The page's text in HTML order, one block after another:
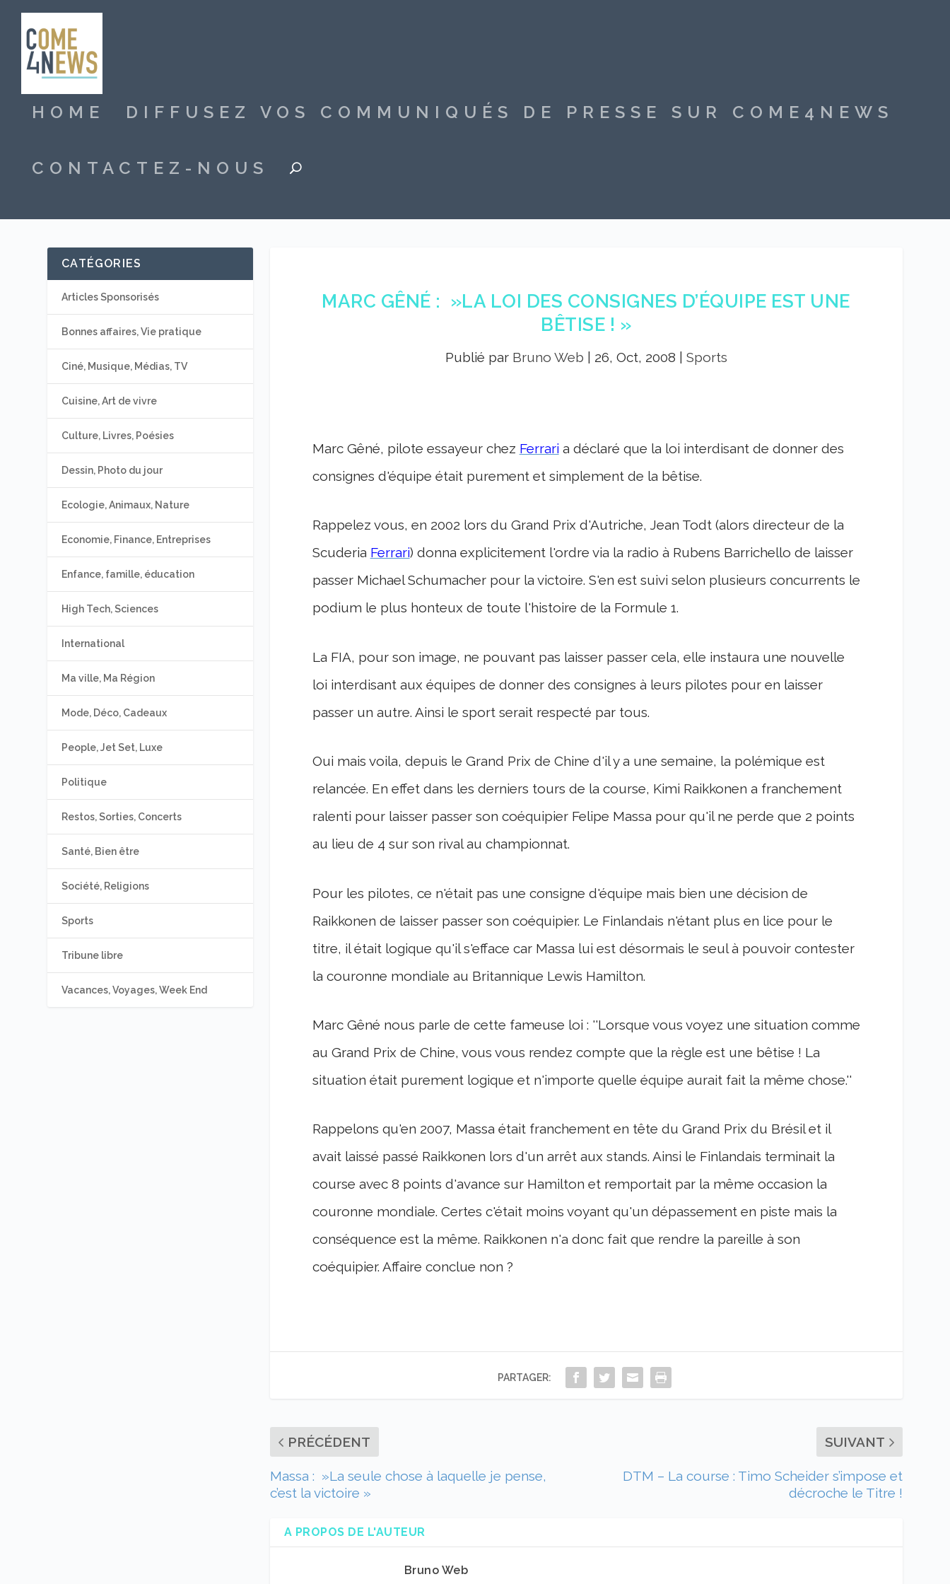
HOME DIFFUSEZ VOS COMMUNIQUÉS DE PRESSE SUR COME4NEWS
CONTACTEZ-NOUS
MARC GÊNÉ : »LA LOI DES CONSIGNES D’ÉQUIPE EST UNE
BÊTISE ! »
Publié par Bruno Web 26, Oct, 2008 Sports
Marc Gêné, pilote essayeur chez Ferrari a déclaré que la loi interdisant de donner des
consignes d'équipe était purement et simplement de la bêtise.
Rappelez vous, en 2002 lors du Grand Prix d'Autriche, Jean Todt (alors directeur de la
Scuderia Ferrari) donna explicitement l'ordre via la radio à Rubens Barrichello de laisser
passer Michael Schumacher pour la victoire. S'en est suivi selon plusieurs concurrents le
podium le plus honteux de toute l'histoire de la Formule 1.
La FIA, pour son image, ne pouvant pas laisser passer cela, elle instaura une nouvelle
loi interdisant aux équipes de donner des consignes à leurs pilotes pour en laisser
passer un autre. Ainsi le sport serait respecté par tous.
Oui mais voila, depuis le Grand Prix de Chine d'il y a une semaine, la polémique est
relancée. En effet dans les derniers tours de la course, Kimi Raikkonen a franchement
ralenti pour laisser passer son coéquipier Felipe Massa pour qu'il ne perde que 2 points
au lieu de 4 sur son rival au championnat.
Pour les pilotes, ce n'était pas une consigne d'équipe mais bien une décision de
Raikkonen de laisser passer son coéquipier. Le Finlandais n'étant plus en lice pour le
titre, il était logique qu'il s'efface car Massa lui est désormais le seul à pouvoir contester
la couronne mondiale au Britannique Lewis Hamilton.
Marc Gêné nous parle de cette fameuse loi : ''Lorsque vous voyez une situation comme
au Grand Prix de Chine, vous vous rendez compte que la règle est une bêtise ! La
situation était purement logique et n'importe quelle équipe aurait fait la même chose.''
Rappelons qu'en 2007, Massa était franchement en tête du Grand Prix du Brésil et il
avait laissé passé Raikkonen lors d'un arrêt aux stands. Ainsi le Finlandais terminait la
course avec 8 points d'avance sur Hamilton et remportait par la même occasion la
couronne mondiale. Certes c'était moins voyant qu'un dépassement en piste mais la
conséquence est la même. Raikkonen n'a donc fait que rendre la pareille à son
coéquipier. Affaire conclue non ?
PARTAGER:
PRÉCÉDENT
Massa : »La seule chose à laquelle je pense,
c’est la victoire »
SUIVANT
DTM – La course : Timo Scheider s’impose et
décroche le Titre !
A PROPOS DE L'AUTEUR
Bruno Web
CATÉGORIES
Articles Sponsorisés
Bonnes affaires, Vie pratique
Ciné, Musique, Médias, TV
Cuisine, Art de vivre
Culture, Livres, Poésies
Dessin, Photo du jour
Ecologie, Animaux, Nature
Economie, Finance, Entreprises
Enfance, famille, éducation
High Tech, Sciences
International
Ma ville, Ma Région
Mode, Déco, Cadeaux
People, Jet Set, Luxe
Politique
Restos, Sorties, Concerts
Santé, Bien être
Société, Religions
Sports
Tribune libre
Vacances, Voyages, Week End